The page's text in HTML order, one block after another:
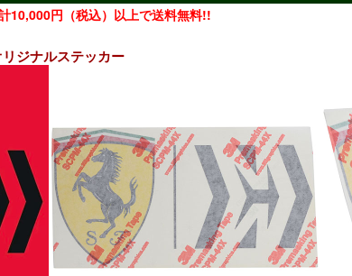
10,000円（税込）以上で送料無料!!
ジナルステッカー